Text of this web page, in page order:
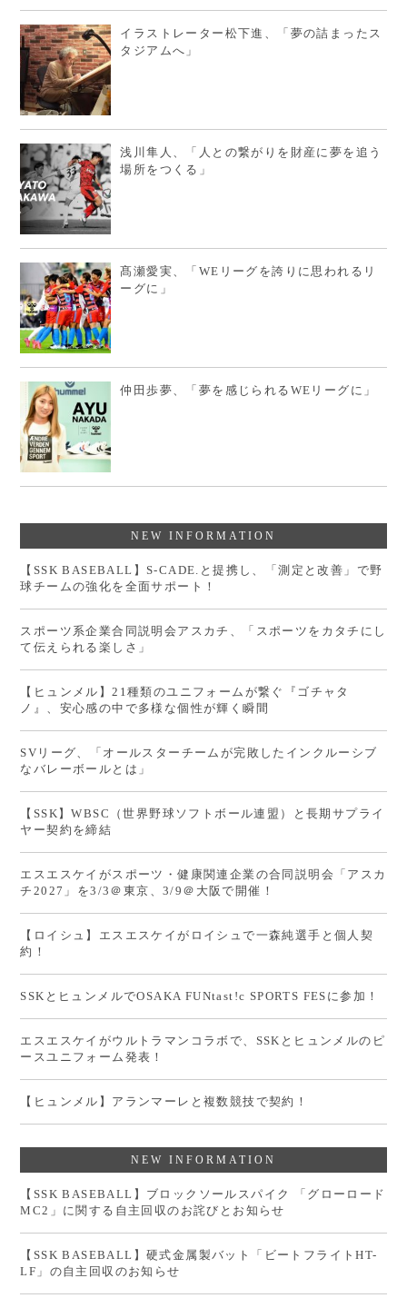
イラストレーター松下進、「夢の詰まったス
タジアムへ」
浅川隼人、「人との繋がりを財産に夢を追う
場所をつくる」
髙瀬愛実、「WEリーグを誇りに思われるリ
ーグに」
仲田歩夢、「夢を感じられるWEリーグに」
NEW INFORMATION
【SSK BASEBALL】S-CADE.と提携し、「測定と改善」で野
球チームの強化を全面サポート！
スポーツ系企業合同説明会アスカチ、「スポーツをカタチにし
て伝えられる楽しさ」
【ヒュンメル】21種類のユニフォームが繋ぐ『ゴチャタ
ノ』、安心感の中で多様な個性が輝く瞬間
SVリーグ、「オールスターチームが完敗したインクルーシブ
なバレーボールとは」
【SSK】WBSC（世界野球ソフトボール連盟）と長期サプライ
ヤー契約を締結
エスエスケイがスポーツ・健康関連企業の合同説明会「アスカ
チ2027」を3/3＠東京、3/9＠大阪で開催！
【ロイシュ】エスエスケイがロイシュで一森純選手と個人契
約！
SSKとヒュンメルでOSAKA FUNtast!c SPORTS FESに参加！
エスエスケイがウルトラマンコラボで、SSKとヒュンメルのピ
ースユニフォーム発表！
【ヒュンメル】アランマーレと複数競技で契約！
NEW INFORMATION
【SSK BASEBALL】ブロックソールスパイク 「グローロード
MC2」に関する自主回収のお詫びとお知らせ
【SSK BASEBALL】硬式金属製バット「ビートフライトHT-
LF」の自主回収のお知らせ